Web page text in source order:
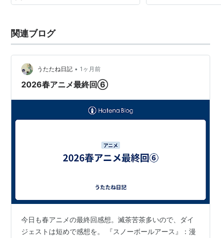
関連ブログ
うたたね日記 • 1ヶ月前
2026春アニメ最終回⑥
今日も春アニメの最終回感想。滅茶苦茶多いので、ダイ
ジェストは短めで感想を。 『スノーボールアース』：漫